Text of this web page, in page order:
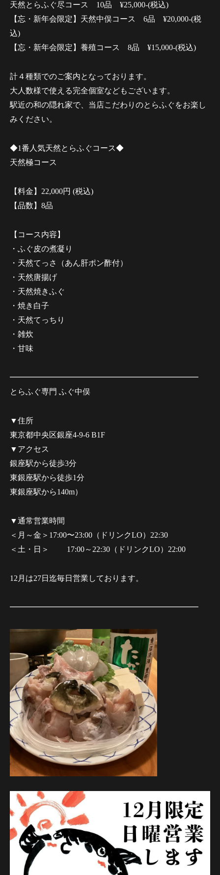
天然とらふぐ尽コース 10品 ¥25,000-(税込)
【忘・新年会限定】天然中俣コース 6品 ¥20,000-(税
込)
【忘・新年会限定】養殖コース 8品 ¥15,000-(税込)
計４種類でのご案内となっております。
大人数様で使える完全個室などもございます。
駅近の和の隠れ家で、当店こだわりのとらふぐをお楽し
みください。
◆1番人気天然とらふぐコース◆
天然極コース
【料金】22,000円 (税込)
【品数】8品
【コース内容】
・ふぐ皮の煮凝り
・天然てっさ（あん肝ポン酢付）
・天然唐揚げ
・天然焼きふぐ
・焼き白子
・天然てっちり
・雑炊
・甘味
━━━━━━━━━━━━━━━━━━━━━━━━
とらふぐ専門 ふぐ中俣
▼住所
東京都中央区銀座4-9-6 B1F
▼アクセス
銀座駅から徒歩3分
東銀座駅から徒歩1分
東銀座駅から140m）
▼通常営業時間
＜月～金＞17:00〜23:00（ドリンクLO）22:30
＜土・日＞ 17:00～22:30（ドリンクLO）22:00
12月は27日迄毎日営業しております。
━━━━━━━━━━━━━━━━━━━━━━━━